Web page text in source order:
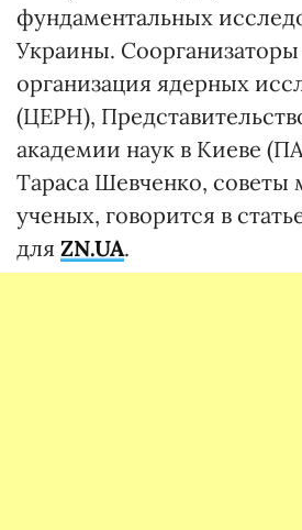
фундаментальных
Украины.
организация ядерных
(ЦЕРН),
академии наук в Киеве
Тараса Шевченко, советы
ученых, говорится в
для ZN.UA.